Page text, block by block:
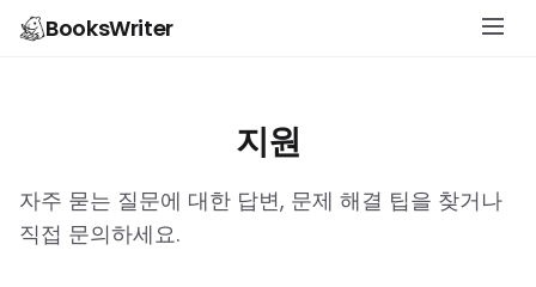
BooksWriter
지원
자주 묻는 질문에 대한 답변, 문제 해결 팁을 찾거나
직접 문의하세요.